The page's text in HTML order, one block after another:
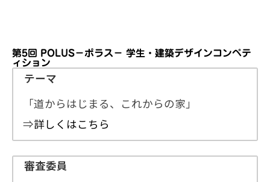
第5回 POLUS－ポラス－ 学生・建築デザインコンペテ
ィション
テーマ
「道からはじまる、これからの家」
⇒詳しくはこちら
審査委員